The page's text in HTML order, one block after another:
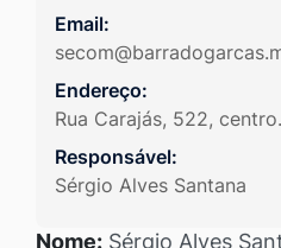
Email:
Endereço:
Rua Carajás, 522, centro.
Responsável:
Sérgio Alves Santana
Nome: Sérgio Alves